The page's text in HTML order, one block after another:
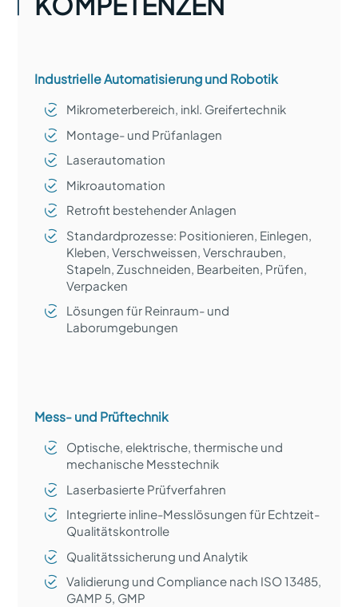
Industrielle Automatisierung und Robotik
Mikrometerbereich, inkl. Greifertechnik
Montage- und Prüfanlagen
Laserautomation
Mikroautomation
Retrofit bestehender Anlagen
Standardprozesse: Positionieren, Einlegen,
Kleben, Verschweissen, Verschrauben,
Stapeln, Zuschneiden, Bearbeiten, Prüfen,
Verpacken
Lösungen für Reinraum- und
Laborumgebungen
Mess- und Prüftechnik
Optische, elektrische, thermische und
mechanische Messtechnik
Laserbasierte Prüfverfahren
Integrierte inline-Messlösungen für Echtzeit-
Qualitätskontrolle
Qualitätssicherung und Analytik
Validierung und Compliance nach ISO 13485,
GAMP 5, GMP